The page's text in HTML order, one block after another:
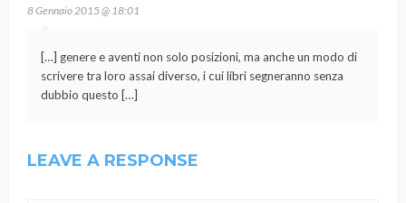
8 Gennaio 2015 @ 18:01
[…] genere e aventi non solo posizioni, ma anche un modo di
scrivere tra loro assai diverso, i cui libri segneranno senza
dubbio questo […]
LEAVE A RESPONSE